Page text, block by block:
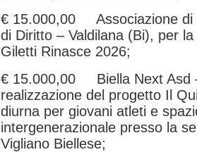
€ 15.000,00 Associazione di
di Diritto – Valdilana (Bi), per
Giletti Rinasce 2026;
€ 15.000,00 Biella Next Asd
realizzazione del progetto Il
diurna per giovani atleti e
intergenerazionale presso la
Vigliano Biellese;